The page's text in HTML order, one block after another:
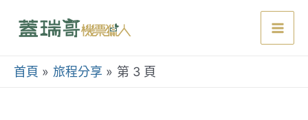
首頁 旅程分享 第 3 頁